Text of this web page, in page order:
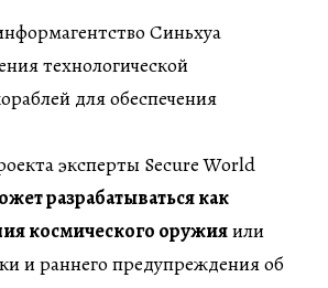
Синьхуа
технологической
для обеспечения
эксперты Secure World
разрабатываться как
космического оружияили
и раннего предупреждения об